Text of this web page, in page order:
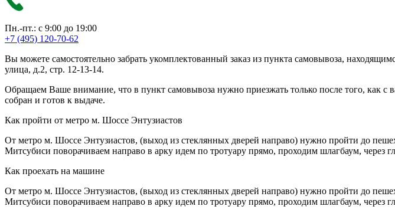
Пн.-пт.: с 9:00 до 19:00
+7 (495) 120-70-62
Вы можете самостоятельно забрать укомплектованный заказ из пункта самовывоза,
улица, д.2, стр. 12-13-14.
Обращаем Ваше внимание, что в пункт самовывоза нужно приезжать только после того, как
собран и готов к выдаче.
Как пройти от метро м. Шоссе Энтузиастов
От метро м. Шоссе Энтузиастов, (выход из стеклянных дверей направо) нужно пройти до
Митсубиси поворачиваем направо в арку идем по тротуару прямо, проходим шлагбаум, через
Как проехать на машине
От метро м. Шоссе Энтузиастов, (выход из стеклянных дверей направо) нужно пройти до
Митсубиси поворачиваем направо в арку идем по тротуару прямо, проходим шлагбаум, через